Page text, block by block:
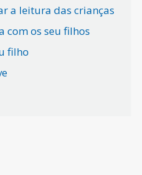
a leitura das crianças
com os seu filhos
filho